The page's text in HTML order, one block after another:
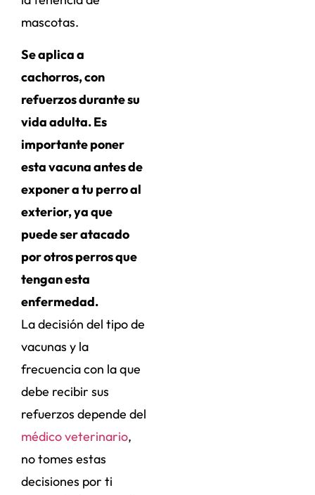
mascotas.
Se aplica a
cachorros, con
refuerzos durante su
vida adulta. Es
importante poner
esta vacuna antes de
exponer a tu perro al
exterior, ya que
puede ser atacado
por otros perros que
tengan esta
enfermedad.
La decisión del tipo de
vacunas y la
frecuencia con la que
debe recibir sus
refuerzos depende del
médico veterinario,
no tomes estas
decisiones por ti